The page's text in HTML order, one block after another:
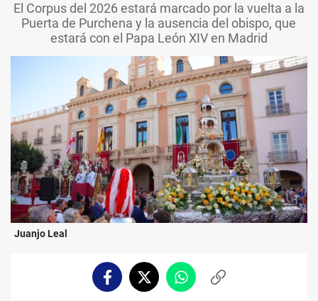
El Corpus del 2026 estará marcado por la vuelta a la
Puerta de Purchena y la ausencia del obispo, que
estará con el Papa León XIV en Madrid
Juanjo Leal
FacebookTwitterWhatsappCopiar